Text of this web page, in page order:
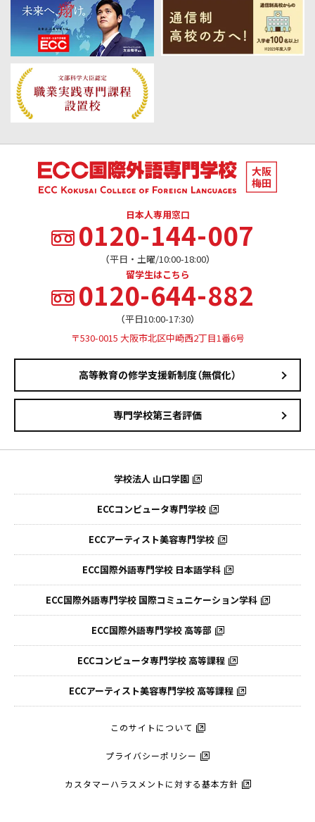
日本人専用窓口
0120-144-007
（平日・土曜/10:00-18:00）
留学生はこちら
0120-644-882
（平日10:00-17:30）
〒530-0015 大阪市北区中崎西2丁目1番6号
高等教育の修学支援新制度（無償化）
専門学校第三者評価
学校法人 山口学園
ECCコンピュータ専門学校
ECCアーティスト美容専門学校
ECC国際外語専門学校 日本語学科
ECC国際外語専門学校 国際コミュニケーション学科
ECC国際外語専門学校 高等部
ECCコンピュータ専門学校 高等課程
ECCアーティスト美容専門学校 高等課程
このサイトについて
プライバシーポリシー
カスタマーハラスメントに対する基本方針